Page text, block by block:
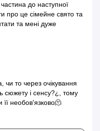
до наступної
про це сімейне свято та
та мені дуже
то через очікування
сюжету і сенсу?¿, тому
необов'язково🫠